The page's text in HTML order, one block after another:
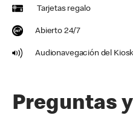
Tarjetas regalo
Abierto 24/7
Audionavegación del
Preguntas